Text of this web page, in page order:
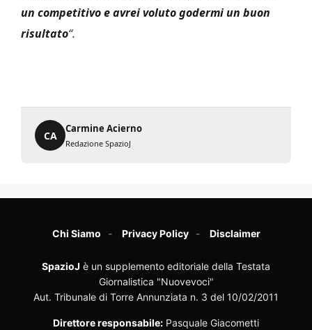
un competitivo e avrei voluto godermi un buon
risultato“.
CA
Carmine Acierno
Redazione SpazioJ
Chi Siamo Privacy Policy Disclaimer
SpazioJ è un supplemento editoriale della Testata
Giornalistica "Nuovevoci"
Aut. Tribunale di Torre Annunziata n. 3 del 10/02/2011
Direttore responsabile: Pasquale Giacometti